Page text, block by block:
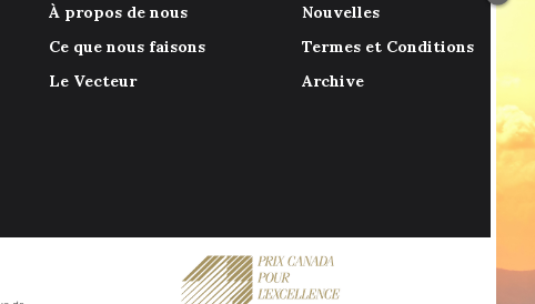
À propos de nous
Ce que nous faisons
Le Vecteur
Nouvelles
Termes et Conditions
Archive